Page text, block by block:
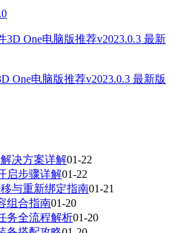
One电脑版推荐v2023.0.3 最新版
决方案详解01-22
启步骤详解01-22
与重新绑定指南01-21
组合指南01-20
务全流程解析01-20